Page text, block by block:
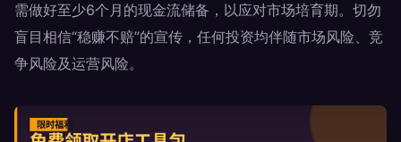
需做好至少6个月的现金流储备，以应对市场培育期。切勿
盲目相信“稳赚不赔”的宣传，任何投资均伴随市场风险、竞
争风险及运营风险。